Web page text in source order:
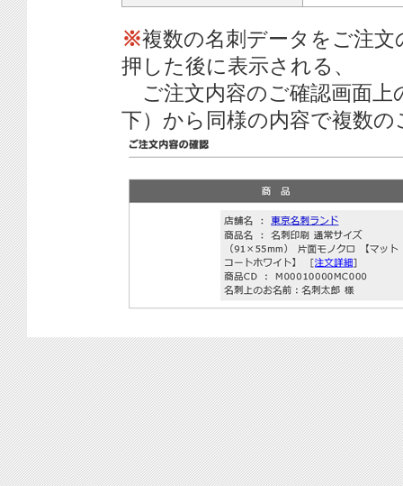
※複数の名刺データをご注
押した後に表示される、
ご注文内容のご確認画面上
下）から同様の内容で複数